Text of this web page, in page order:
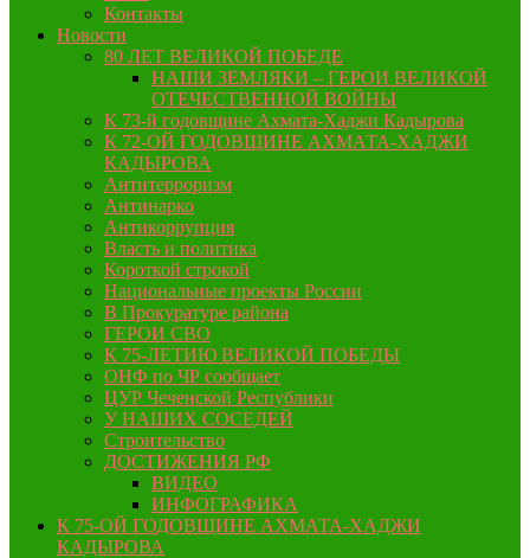
Контакты
Новости
80 ЛЕТ ВЕЛИКОЙ ПОБЕДЕ
НАШИ ЗЕМЛЯКИ – ГЕРОИ ВЕЛИКОЙ
ОТЕЧЕСТВЕННОЙ ВОЙНЫ
К 73-й годовщине Ахмата-Хаджи Кадырова
К 72-ОЙ ГОДОВЩИНЕ АХМАТА-ХАДЖИ
КАДЫРОВА
Антитерроризм
Антинарко
Антикоррупция
Власть и политика
Короткой строкой
Национальные проекты России
В Прокуратуре района
ГЕРОИ СВО
К 75-ЛЕТИЮ ВЕЛИКОЙ ПОБЕДЫ
ОНФ по ЧР сообщает
ЦУР Чеченской Республики
У НАШИХ СОСЕДЕЙ
Строительство
ДОСТИЖЕНИЯ РФ
ВИДЕО
ИНФОГРАФИКА
К 75-ОЙ ГОДОВЩИНЕ АХМАТА-ХАДЖИ
КАДЫРОВА